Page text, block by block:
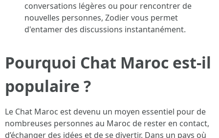
conversations légères ou pour rencontrer de
nouvelles personnes, Zodier vous permet
d'entamer des discussions instantanément.
Pourquoi Chat Maroc est-il
populaire ?
Le Chat Maroc est devenu un moyen essentiel pour de
nombreuses personnes au Maroc de rester en contact,
d’échanger des idées et de se divertir. Dans un pays où